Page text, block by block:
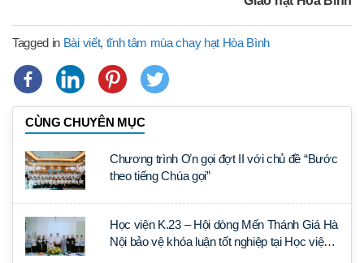
Tagged in Bài viết, tĩnh tâm mùa chay hạt Hòa Bình
CÙNG CHUYÊN MỤC
Chương trình Ơn gọi đợt II với chủ đề “Bước
theo tiếng Chúa gọi”
Học viện K.23 – Hội dòng Mến Thánh Giá Hà
Nội bảo vệ khóa luận tốt nghiệp tại Học viện